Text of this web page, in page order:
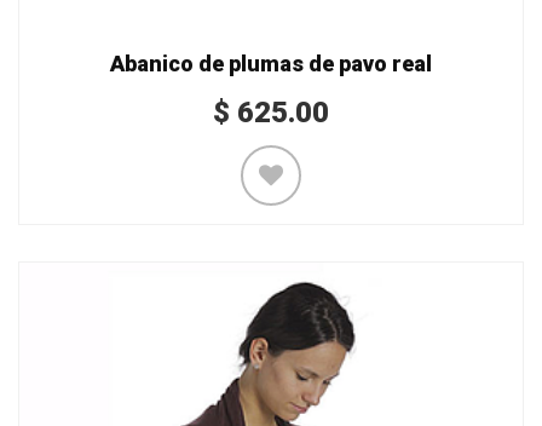
Abanico de plumas de pavo real
$ 625.00